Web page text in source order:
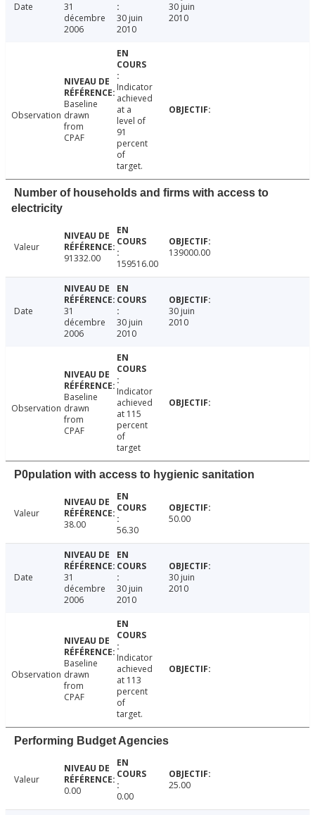
Date
31
décembre
2006
30 juin
2010
30 juin
2010
Observation
Baseline
drawn
from
CPAF
Indicator
achieved
at a
level of
91
percent
of
target.
Number of households and firms with access to
electricity
Valeur
91332.00
159516.00
139000.00
Date
31
décembre
2006
30 juin
2010
30 juin
2010
Observation
Baseline
drawn
from
CPAF
Indicator
achieved
at 115
percent
of
target
P0pulation with access to hygienic sanitation
Valeur
38.00
56.30
50.00
Date
31
décembre
2006
30 juin
2010
30 juin
2010
Observation
Baseline
drawn
from
CPAF
Indicator
achieved
at 113
percent
of
target.
Performing Budget Agencies
Valeur
0.00
0.00
25.00